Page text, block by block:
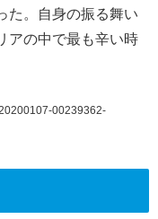
た。自身の振る舞い
アの中で最も辛い時
00239362-